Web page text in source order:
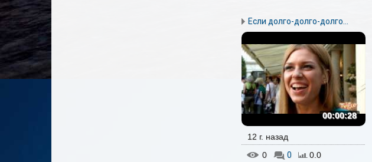
Если долго-долго-долго...
00:00:28
12 г. назад
0
0 0.0